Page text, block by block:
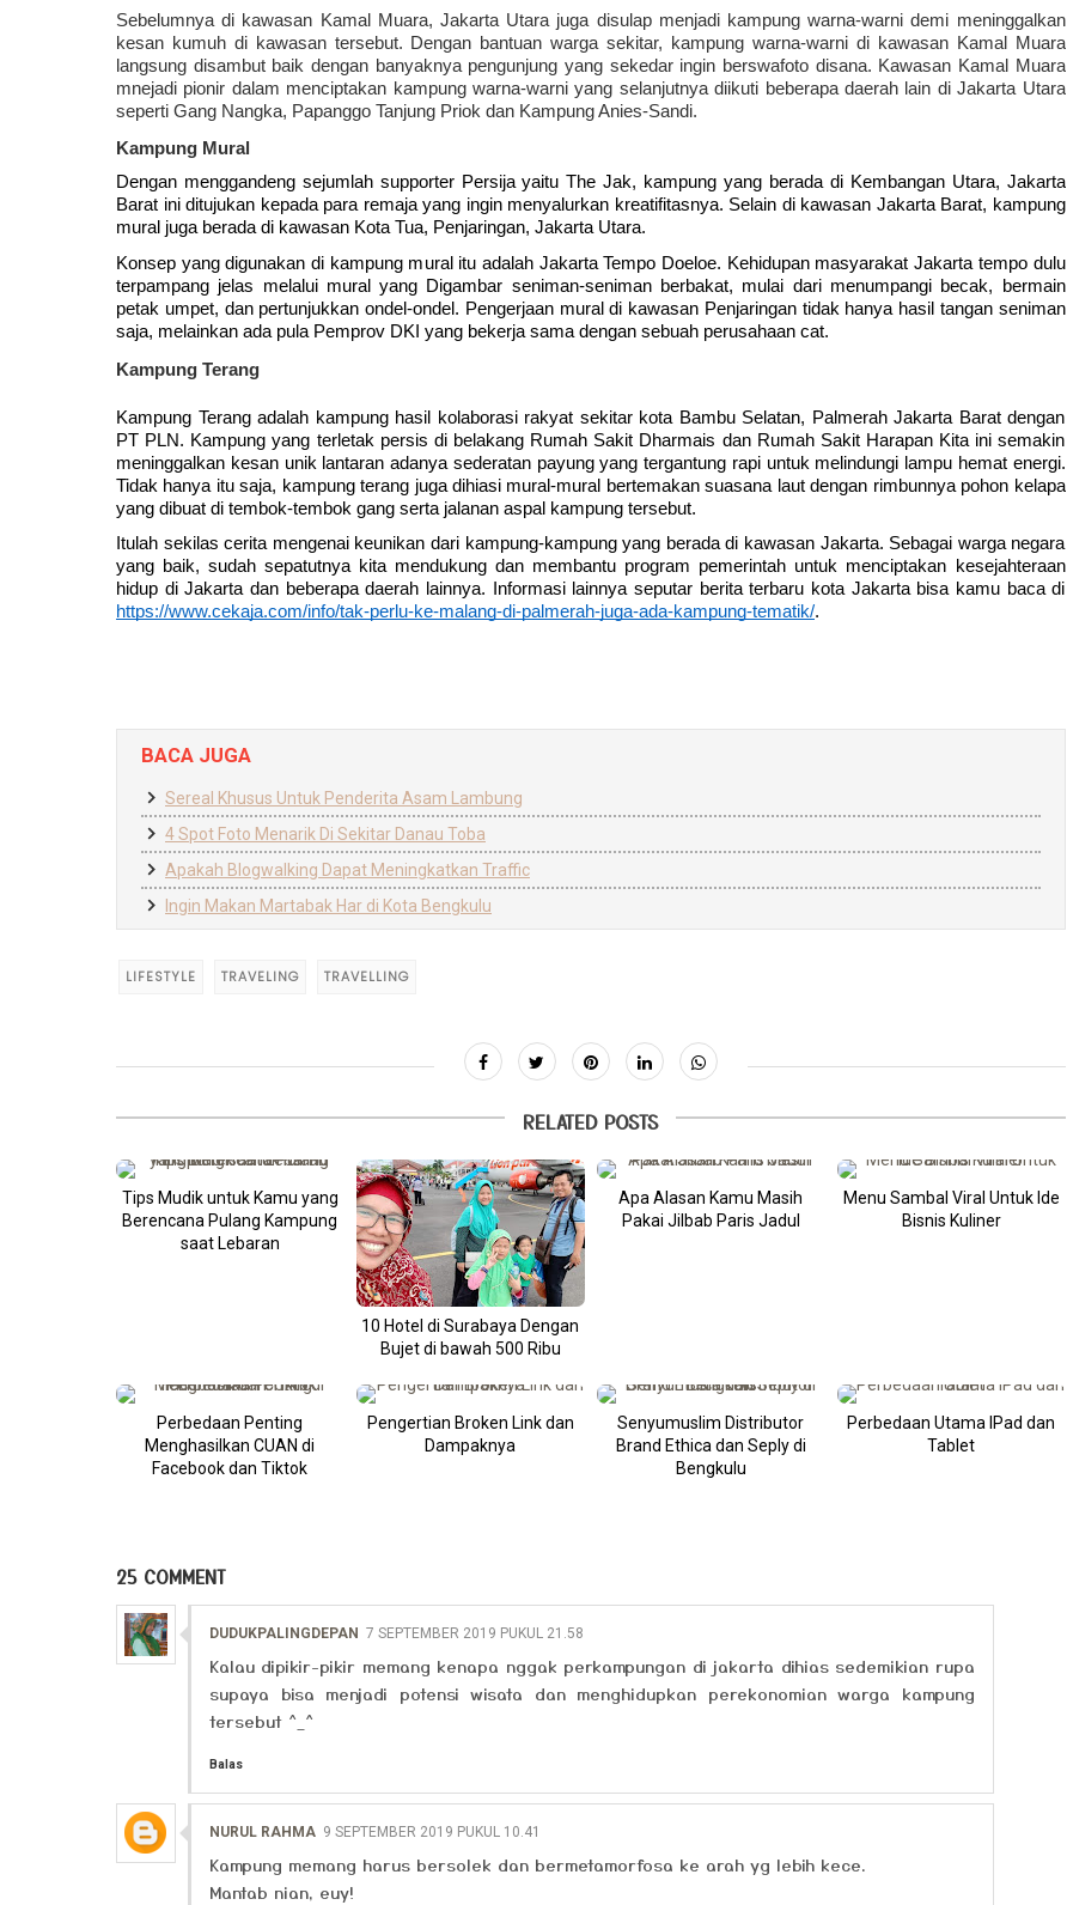
Sebelumnya di kawasan Kamal Muara, Jakarta Utara juga disulap menjadi kampung warna-warni demi meninggalkan
kesan kumuh di kawasan tersebut. Dengan bantuan warga sekitar, kampung warna-warni di kawasan Kamal Muara
langsung disambut baik dengan banyaknya pengunjung yang sekedar ingin berswafoto disana. Kawasan Kamal Muara
mnejadi pionir dalam menciptakan kampung warna-warni yang selanjutnya diikuti beberapa daerah lain di Jakarta Utara
seperti Gang Nangka, Papanggo Tanjung Priok dan Kampung Anies-Sandi.
Kampung Mural
Dengan menggandeng sejumlah supporter Persija yaitu The Jak, kampung yang berada di Kembangan Utara, Jakarta
Barat ini ditujukan kepada para remaja yang ingin menyalurkan kreatifitasnya. Selain di kawasan Jakarta Barat, kampung
mural juga berada di kawasan Kota Tua, Penjaringan, Jakarta Utara.
Konsep yang digunakan di kampung mural itu adalah Jakarta Tempo Doeloe. Kehidupan masyarakat Jakarta tempo dulu
terpampang jelas melalui mural yang Digambar seniman-seniman berbakat, mulai dari menumpangi becak, bermain
petak umpet, dan pertunjukkan ondel-ondel. Pengerjaan mural di kawasan Penjaringan tidak hanya hasil tangan seniman
saja, melainkan ada pula Pemprov DKI yang bekerja sama dengan sebuah perusahaan cat.
Kampung Terang
Kampung Terang adalah kampung hasil kolaborasi rakyat sekitar kota Bambu Selatan, Palmerah Jakarta Barat dengan
PT PLN. Kampung yang terletak persis di belakang Rumah Sakit Dharmais dan Rumah Sakit Harapan Kita ini semakin
meninggalkan kesan unik lantaran adanya sederatan payung yang tergantung rapi untuk melindungi lampu hemat energi.
Tidak hanya itu saja, kampung terang juga dihiasi mural-mural bertemakan suasana laut dengan rimbunnya pohon kelapa
yang dibuat di tembok-tembok gang serta jalanan aspal kampung tersebut.
Itulah sekilas cerita mengenai keunikan dari kampung-kampung yang berada di kawasan Jakarta. Sebagai warga negara
yang baik, sudah sepatutnya kita mendukung dan membantu program pemerintah untuk menciptakan kesejahteraan
https://www.cekaja.com/info/tak-perlu-ke-malang-di-palmerah-juga-ada-kampung-tematik/.
BACA JUGA
Sereal Khusus Untuk Penderita Asam Lambung
4 Spot Foto Menarik Di Sekitar Danau Toba
Apakah Blogwalking Dapat Meningkatkan Traffic
Ingin Makan Martabak Har di Kota Bengkulu
LIFESTYLE TRAVELING TRAVELLING
RELATED POSTS
Tips Mudik untuk Kamu yang
Berencana Pulang Kampung
saat Lebaran
10 Hotel di Surabaya Dengan
Bujet di bawah 500 Ribu
Apa Alasan Kamu Masih
Pakai Jilbab Paris Jadul
Menu Sambal Viral Untuk Ide
Bisnis Kuliner
Perbedaan Penting
Menghasilkan CUAN di
Facebook dan Tiktok
Pengertian Broken Link dan
Dampaknya
Senyumuslim Distributor
Brand Ethica dan Seply di
Bengkulu
Perbedaan Utama IPad dan
Tablet
25 COMMENT
DUDUKPALINGDEPAN 7 SEPTEMBER 2019 PUKUL 21.58
Kalau dipikir-pikir memang kenapa nggak perkampungan di jakarta dihias sedemikian rupa
supaya bisa menjadi potensi wisata dan menghidupkan perekonomian warga kampung
tersebut ^_^
Balas
NURUL RAHMA 9 SEPTEMBER 2019 PUKUL 10.41
Kampung memang harus bersolek dan bermetamorfosa ke arah yg lebih kece.
Mantab nian, euy!